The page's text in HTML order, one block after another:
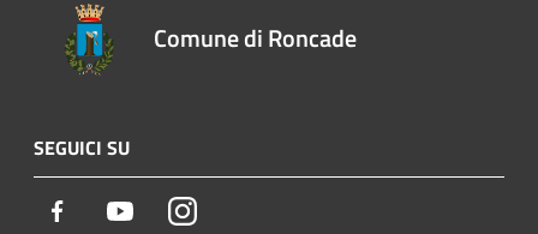
Comune di Roncade
SEGUICI SU
Facebook YoutubeInstagram